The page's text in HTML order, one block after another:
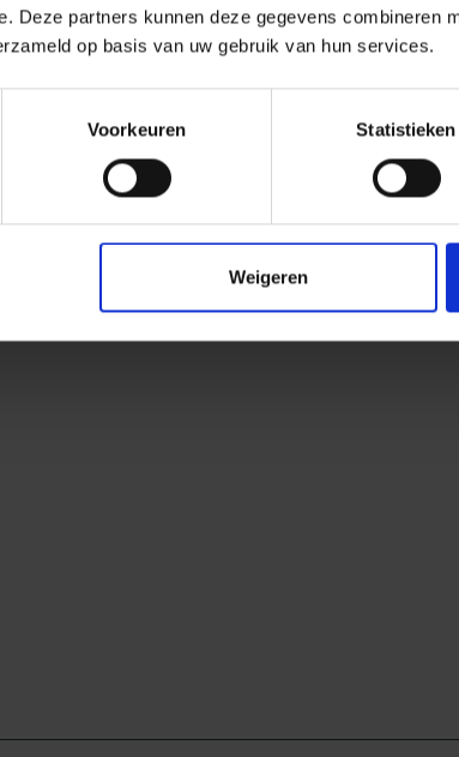
Deze partners kunnen deze gegevens combineren
op basis van uw gebruik van hun services.
Voorkeuren Statistieken
Weigeren